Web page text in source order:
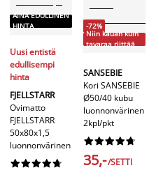
AINA EDULLINEN
HINTA
Uusi entistä
edullisempi
hinta
FJELLSTARR
Ovimatto
FJELLSTARR
50x80x1,5
luonnonvärinen






-72%
Niin kauan kuin
tavaraa riittää
SANSEBIE
Kori SANSEBIE
Ø50/40 kubu
luonnonvärinen
2kpl/pkt






35,-/SETTI